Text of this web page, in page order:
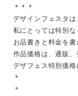
＊＊＊
デザインフェスタは
私にとっては特別
お品書きと料金を書
作品価格は、通販
デザフェス特別価
＊
＊